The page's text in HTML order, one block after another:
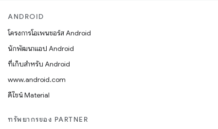
ANDROID
โครงการโอเพนซอร์ส Android
นักพัฒนาแอป Android
ที่เก็บสำหรับ Android
www.android.com
ดีไซน์ Material
ทรัพยากรของ PARTNER